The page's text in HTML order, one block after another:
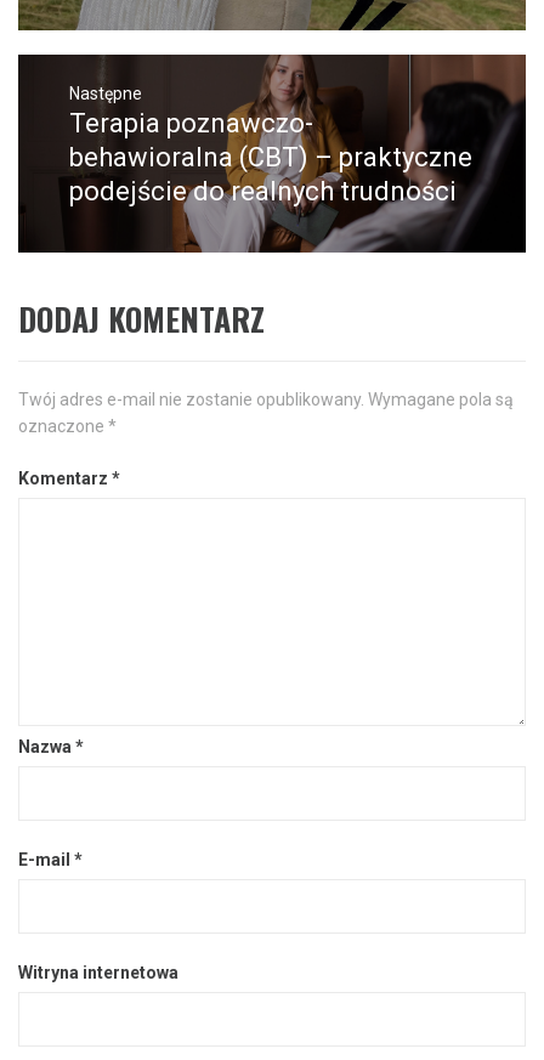
Następne
Następny
post:
Terapia poznawczo-
behawioralna (CBT) – praktyczne
podejście do realnych trudności
DODAJ KOMENTARZ
Twój adres e-mail nie zostanie opublikowany. Wymagane pola są
oznaczone *
Komentarz *
Nazwa *
E-mail *
Witryna internetowa